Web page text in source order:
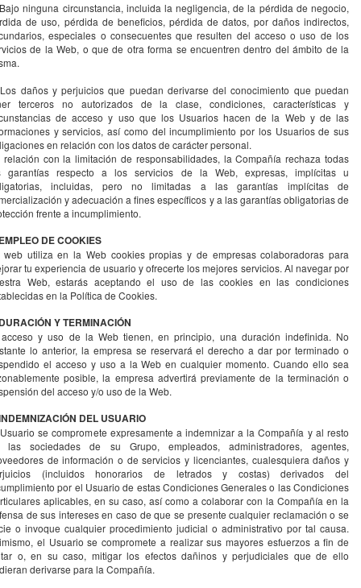
ninguna circunstancia, incluida la negligencia, de la pérdida de negocio,
de uso, pérdida de beneficios, pérdida de datos, por daños indirectos,
especiales o consecuentes que resulten del acceso o uso de los
de la Web, o que de otra forma se encuentren dentro del ámbito de la
daños y perjuicios que puedan derivarse del conocimiento que puedan
terceros no autorizados de la clase, condiciones, características y
de acceso y uso que los Usuarios hacen de la Web y de las
y servicios, así como del incumplimiento por los Usuarios de sus
en relación con los datos de carácter personal.
relación con la limitación de responsabilidades, la Compañía rechaza todas
garantías respecto a los servicios de la Web, expresas, implícitas u
incluidas, pero no limitadas a las garantías implícitas de
y adecuación a fines específicos y a las garantías obligatorias de
frente a incumplimiento.
DE COOKIES
web utiliza en la Web cookies propias y de empresas colaboradoras para
tu experiencia de usuario y ofrecerte los mejores servicios. Al navegar por
Web, estarás aceptando el uso de las cookies en las condiciones
en la Política de Cookies.
Y TERMINACIÓN
y uso de la Web tienen, en principio, una duración indefinida. No
lo anterior, la empresa se reservará el derecho a dar por terminado o
el acceso y uso a la Web en cualquier momento. Cuando ello sea
posible, la empresa advertirá previamente de la terminación o
del acceso y/o uso de la Web.
DEL USUARIO
se compromete expresamente a indemnizar a la Compañía y al resto
las sociedades de su Grupo, empleados, administradores, agentes,
de información o de servicios y licenciantes, cualesquiera daños y
(incluidos honorarios de letrados y costas) derivados del
por el Usuario de estas Condiciones Generales o las Condiciones
aplicables, en su caso, así como a colaborar con la Compañía en la
de sus intereses en caso de que se presente cualquier reclamación o se
o invoque cualquier procedimiento judicial o administrativo por tal causa.
el Usuario se compromete a realizar sus mayores esfuerzos a fin de
o, en su caso, mitigar los efectos dañinos y perjudiciales que de ello
derivarse para la Compañía.